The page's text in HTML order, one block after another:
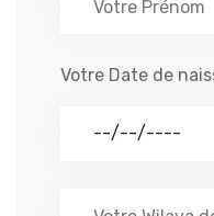
Formations Entreprises
Votre Date de